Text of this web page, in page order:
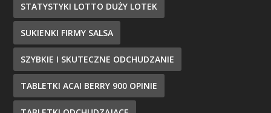
STATYSTYKI LOTTO DUŻY LOTEK
SUKIENKI FIRMY SALSA
SZYBKIE I SKUTECZNE ODCHUDZANIE
TABLETKI ACAI BERRY 900 OPINIE